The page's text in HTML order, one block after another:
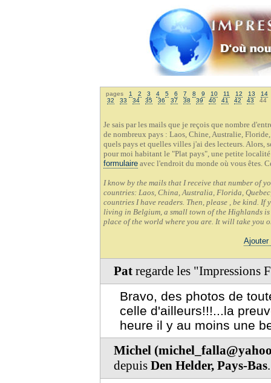
pages 1 2 3 4 5 6 7 8 9 10 11 12 13
14
32
33 34 35 36 37 38 39 40 41 42 43
Je sais par les mails que je reçois que nombre
de nombreux pays : Laos, Chine, Australie,
quels pays et quelles villes j'ai des lecteurs. Alors,
pour moi habitant le "Plat pays", une petite
formulaire avec l'endroit du monde où vous êtes.
I know by the mails that I receive that number of
countries: Laos, China, Australia, Florida,
countries I have readers. Then, please , be kind.
living in Belgium, a small town of the Highlands
place of the world where you are. It will take you
Ajouter
Pat regarde les "Impressions
Bravo, des photos de
celle d'ailleurs!!!...la
heure il y au moins une
Michel
depuis Den Helder, Pays-Bas.